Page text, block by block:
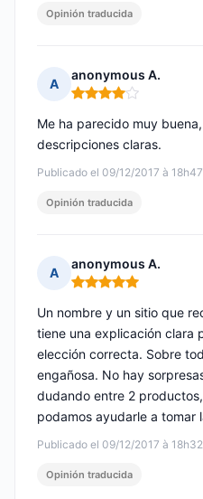
Opinión traducida
A
anonymous A.
Nota: 4 de 5
Publicado el 09/12/2017 à 18h47
Me ha parecido muy
descripciones claras.
Opinión traducida
A
anonymous A.
Nota: 5 de 5
Publicado el 09/12/2017 à 18h32
Un nombre y un sitio que
tiene una explicación clara
elección correcta. Sobre
engañosa. No hay
dudando entre 2
podamos ayudarle a tomar
Opinión traducida